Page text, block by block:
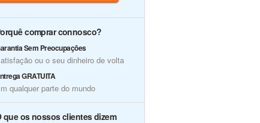
comprar connosco?
Sem Preocupações
ou o seu dinheiro de volta
GRATUITA
qualquer parte do mundo
que os nossos clientes dizem